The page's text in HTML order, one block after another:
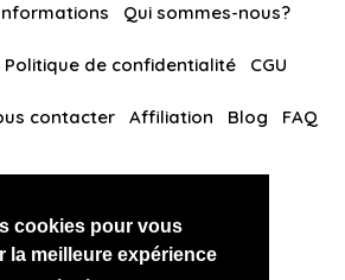
cookies pour vous
la meilleure expérience
Qui sommes-nous?
Politique de confidentialité CGU
contacter Affiliation Blog FAQ
RussianKisses